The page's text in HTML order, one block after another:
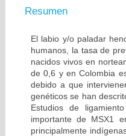
Resumen
El labio y/o paladar
humanos, la tasa de
nacidos vivos en
de 0,6 y en Colombia
debido a que
genéticos se han
Estudios de
importante de MSX1
principalmente